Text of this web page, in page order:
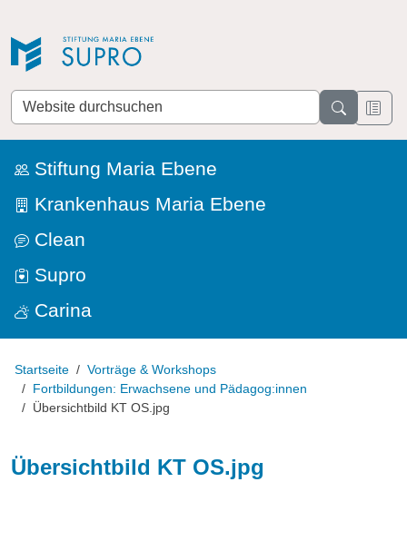
Website
durchsuchen
Stiftung Maria Ebene
Krankenhaus Maria Ebene
Clean
Supro
Carina
Startseite
Vorträge & Workshops
Fortbildungen: Erwachsene und Pädagog:innen
Übersichtbild KT OS.jpg
Übersichtbild KT OS.jpg